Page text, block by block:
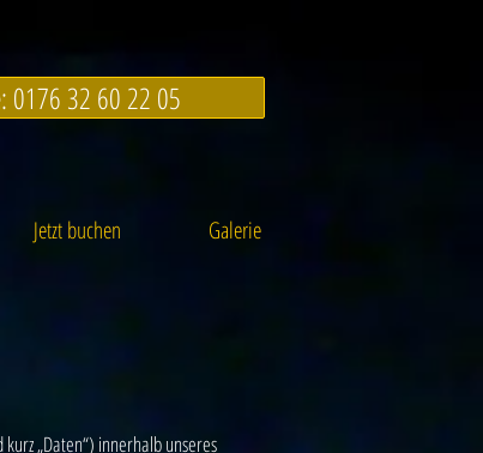
0176 32 60 22 05
Jetzt buchen Galerie
„Daten“) innerhalb unseres